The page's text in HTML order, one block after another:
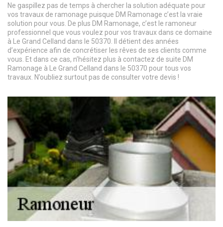
Ne gaspillez pas de temps à chercher la solution adéquate pour
vos travaux de ramonage puisque DM Ramonage c’est la vraie
solution pour vous. De plus DM Ramonage, c’est le ramoneur
professionnel que vous voulez pour vos travaux dans ce domaine
à Le Grand Celland dans le 50370. Il détient des années
d’expérience afin de concrétiser les rêves de ses clients comme
vous. Et dans ce cas, n’hésitez plus à contactez de suite DM
Ramonage à Le Grand Celland dans le 50370 pour tous vos
travaux. N’oubliez surtout pas de consulter votre devis !